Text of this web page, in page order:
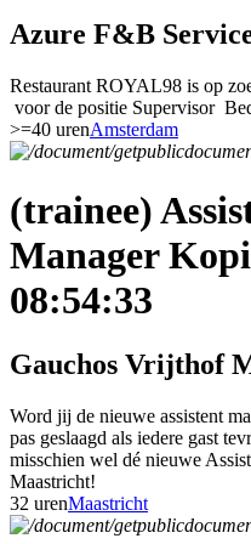
Azure F&B
Restaurant ROYAL98 is op
voor de positie Supervisor
>=40 urenAmsterdam
(trainee)
Manager
08:54:33
Gauchos Vrijthof
Word jij de nieuwe assistent
pas geslaagd als iedere gast
misschien wel dé nieuwe
Maastricht!
32 urenMaastricht